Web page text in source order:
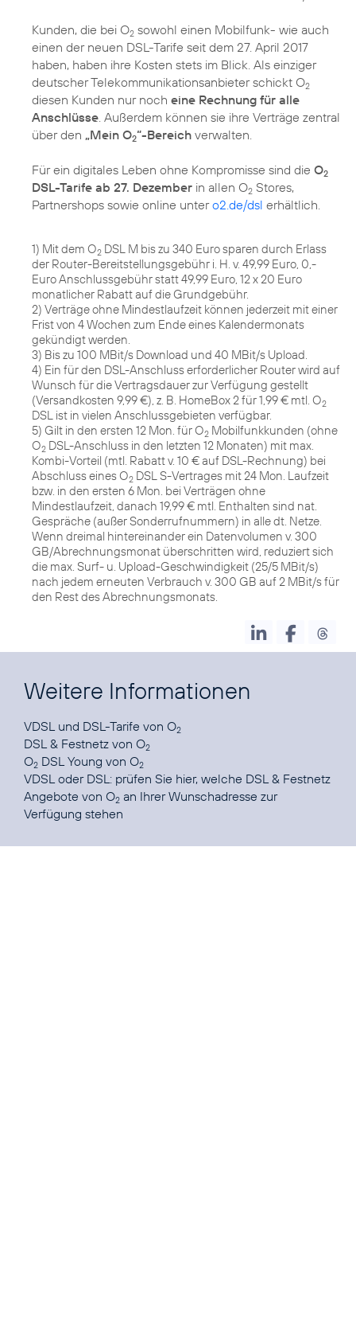
Kunden, die bei O2 sowohl einen Mobilfunk- wie auch
einen der neuen DSL-Tarife seit dem 27. April 2017
haben, haben ihre Kosten stets im Blick. Als einziger
deutscher Telekommunikationsanbieter schickt O2
diesen Kunden nur noch eine Rechnung für alle
Anschlüsse. Außerdem können sie ihre Verträge zentral
über den „Mein O2“-Bereich verwalten.
Für ein digitales Leben ohne Kompromisse sind die O2
DSL-Tarife ab 27. Dezember in allen O2 Stores,
Partnershops sowie online untero2.de/dsl erhältlich.
1) Mit dem O2 DSL M bis zu 340 Euro sparen durch Erlass
der Router-Bereitstellungsgebühr i. H. v. 49,99 Euro, 0,-
Euro Anschlussgebühr statt 49,99 Euro, 12 x 20 Euro
monatlicher Rabatt auf die Grundgebühr.
2) Verträge ohne Mindestlaufzeit können jederzeit mit einer
Frist von 4 Wochen zum Ende eines Kalendermonats
gekündigt werden.
3) Bis zu 100 MBit/s Download und 40 MBit/s Upload.
4) Ein für den DSL-Anschluss erforderlicher Router wird auf
Wunsch für die Vertragsdauer zur Verfügung gestellt
(Versandkosten 9,99 €), z. B. HomeBox 2 für 1,99 € mtl. O2
DSL ist in vielen Anschlussgebieten verfügbar.
5) Gilt in den ersten 12 Mon. für O2 Mobilfunkkunden (ohne
O2 DSL-Anschluss in den letzten 12 Monaten) mit max.
Kombi-Vorteil (mtl. Rabatt v. 10 € auf DSL-Rechnung) bei
Abschluss eines O2 DSL S-Vertrages mit 24 Mon. Laufzeit
bzw. in den ersten 6 Mon. bei Verträgen ohne
Mindestlaufzeit, danach 19,99 € mtl. Enthalten sind nat.
Gespräche (außer Sonderrufnummern) in alle dt. Netze.
Wenn dreimal hintereinander ein Datenvolumen v. 300
GB/Abrechnungsmonat überschritten wird, reduziert sich
die max. Surf- u. Upload-Geschwindigkeit (25/5 MBit/s)
nach jedem erneuten Verbrauch v. 300 GB auf 2 MBit/s für
den Rest des Abrechnungsmonats.
Weitere Informationen
VDSL und DSL-Tarife von O2
DSL & Festnetz von O2
O2 DSL Young von O2
VDSL oder DSL: prüfen Sie hier, welche DSL & Festnetz
Angebote von O2 an Ihrer Wunschadresse zur
Verfügung stehen